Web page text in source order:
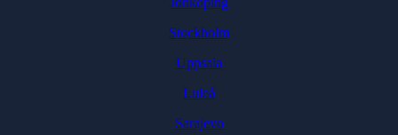
Stockholm
Uppsala
Luleå
Sarajevo